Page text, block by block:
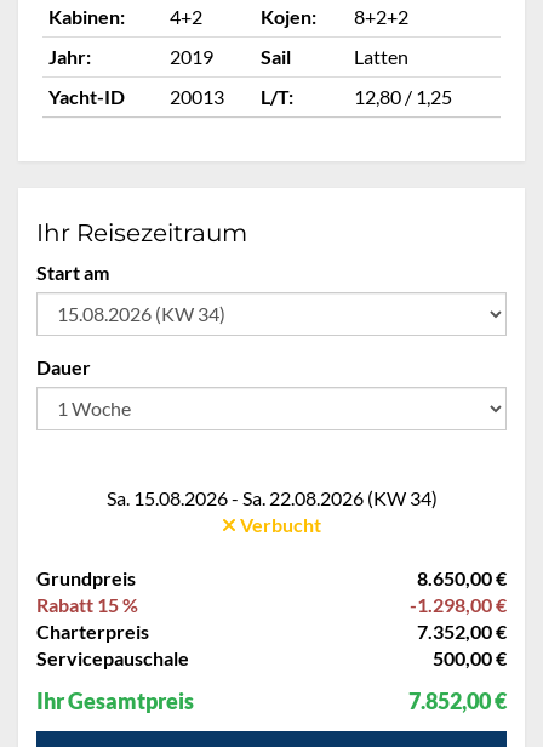
Kabinen: 4+2 Kojen:
8+2+2
Jahr:
2019 Sail
Latten
Yacht-ID
20013 L/T: 12,80 / 1,25
Ihr Reisezeitraum
Start am
Dauer
Sa. 15.08.2026 - Sa. 22.08.2026 (KW 34)
Verbucht
Grundpreis
8.650,00 €
Rabatt 15 %
-1.298,00 €
Charterpreis
7.352,00 €
Servicepauschale
500,00 €
Ihr Gesamtpreis 7.852,00 €